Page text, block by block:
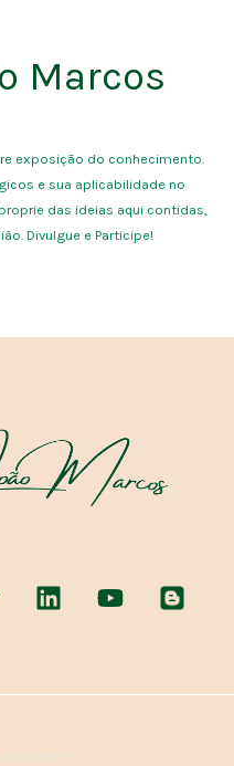
Marcos
exposição do conhecimento.
e sua aplicabilidade no
das ideias aqui contidas,
Divulgue e Participe!